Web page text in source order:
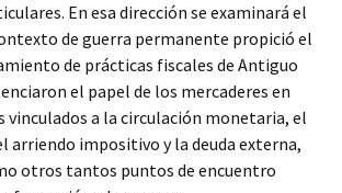
En esa dirección se examinará el
de guerra permanente propició el
de prácticas fiscales de Antiguo
el papel de los mercaderes en
vinculados a la circulación monetaria, el
arriendo impositivo y la deuda externa,
otros tantos puntos de encuentro